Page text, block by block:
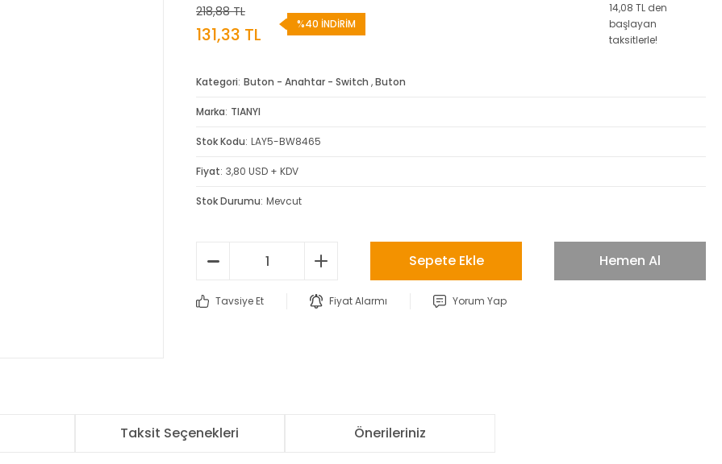
218,88 TL
131,33 TL %40 İNDİRİM
14,08 TL den
başlayan
taksitlerle!
Kategori Buton - Anahtar - Switch ,Buton
Marka TIANYI
Stok Kodu LAY5-BW8465
Fiyat 3,80 USD + KDV
Stok Durumu Mevcut
Sepete Ekle Hemen Al
Tavsiye Et Fiyat Alarmı Yorum Yap
Taksit Seçenekleri Önerileriniz